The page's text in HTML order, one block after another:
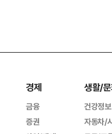
경제
금융
증권
생활/
건강정보
자동차/